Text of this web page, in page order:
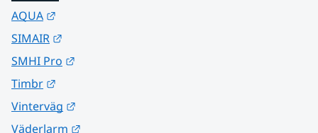
AQUA
SIMAIR
SMHI Pro
Timbr
Vinterväg
Väderlarm